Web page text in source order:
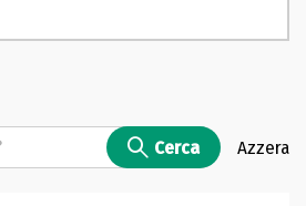
Cerca Azzera